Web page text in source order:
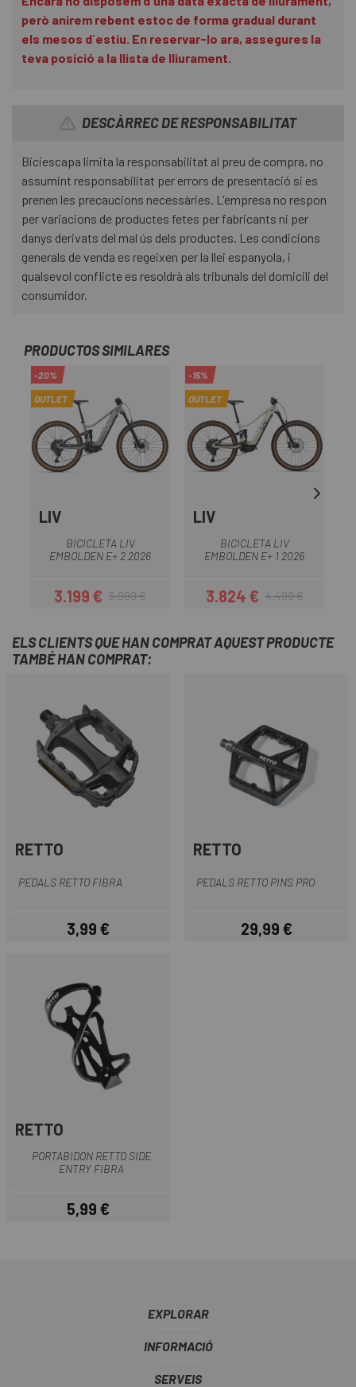
però anirem rebent estoc de forma gradual durant
els mesos d´estiu. En reservar-lo ara, assegures la
teva posició a la llista de lliurament.
DESCÀRREC DE RESPONSABILITAT
Biciescapa limita la responsabilitat al preu de compra, no
assumint responsabilitat per errors de presentació si es
prenen les precaucions necessàries. L'empresa no respon
per variacions de productes fetes per fabricants ni per
danys derivats del mal ús dels productes. Les condicions
generals de venda es regeixen per la llei espanyola, i
qualsevol conflicte es resoldrà als tribunals del domicili del
consumidor.
PRODUCTOS SIMILARES
-20%
OUTLET
LIV
BICICLETA LIV
EMBOLDEN E+ 2 2026
Preu
3.199 €Preu regular
3.999 €
-15%
OUTLET
LIV
BICICLETA LIV
EMBOLDEN E+ 1 2026
Preu
3.824 €Preu regular
4.499 €
ELS CLIENTS QUE HAN COMPRAT AQUEST PRODUCTE
TAMBÉ HAN COMPRAT:
RETTO
PEDALS RETTO FIBRA
Preu
3,99 €
RETTO
PEDALS RETTO PINS PRO
Preu
29,99 €
RETTO
PORTABIDON RETTO SIDE
ENTRY FIBRA
Preu
5,99 €
EXPLORAR
INFORMACIÓ
SERVEIS